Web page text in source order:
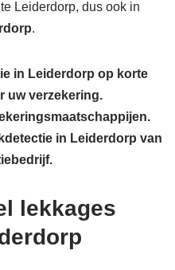
Leiderdorp, dus ook in
.
in Leiderdorp op korte
uw verzekering.
in Leiderdorp van
lekkages